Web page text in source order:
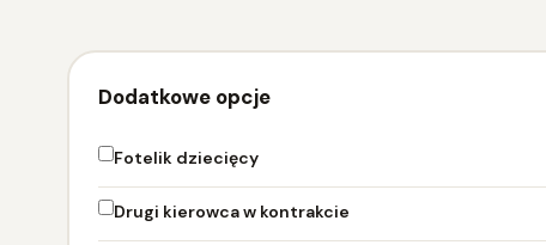
Dodatkowe opcje
Fotelik dziecięcy
Drugi kierowca w kontrakcie